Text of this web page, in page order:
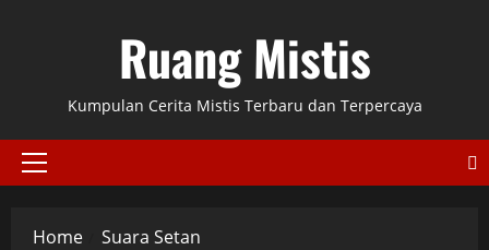
Ruang Mistis
Kumpulan Cerita Mistis Terbaru dan Terpercaya
Primary
Home Suara Setan